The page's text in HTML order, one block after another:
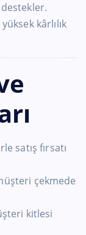
kârlılık
satış fırsatı
çekmede
kitlesi